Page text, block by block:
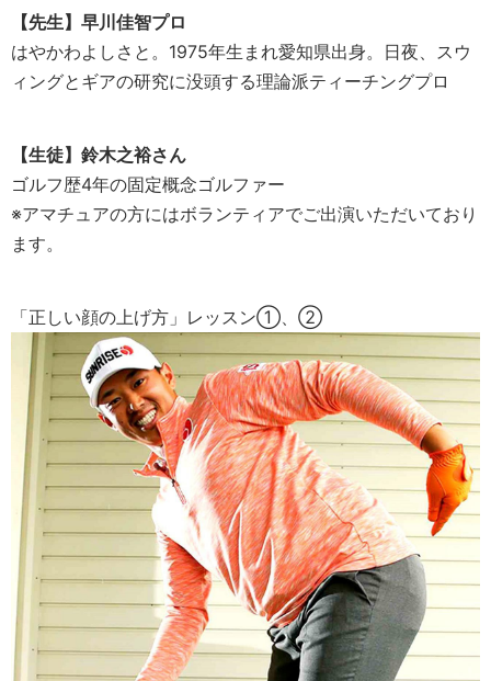
【先生】早川佳智プロ
はやかわよしさと。1975年生まれ愛知県出身。日夜、スウ
ィングとギアの研究に没頭する理論派ティーチングプロ
【生徒】鈴木之裕さん
ゴルフ歴4年の固定概念ゴルファー
※アマチュアの方にはボランティアでご出演いただいており
ます。
「正しい顔の上げ方」レッスン①、②